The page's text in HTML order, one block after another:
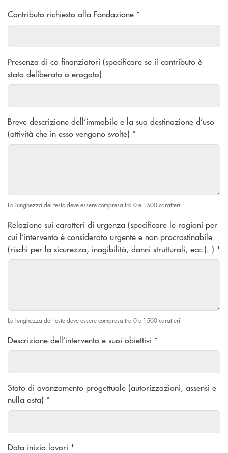
Contributo richiesto alla Fondazione *
Presenza di co-finanziatori (specificare se il contributo è
stato deliberato o erogato)
Breve descrizione dell’immobile e la sua destinazione d’uso
(attività che in esso vengono svolte) *
La lunghezza del testo deve essere compresa tra 0 e 1500 caratteri
Relazione sui caratteri di urgenza (specificare le ragioni per
cui l’intervento è considerato urgente e non procrastinabile
(rischi per la sicurezza, inagibilità, danni strutturali, ecc.). ) *
La lunghezza del testo deve essere compresa tra 0 e 1500 caratteri
Descrizione dell’intervento e suoi obiettivi *
Stato di avanzamento progettuale (autorizzazioni, assensi e
nulla osta) *
Data inizio lavori *